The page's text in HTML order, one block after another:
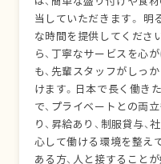
当していただきます。 明
な時間を提供してくださ
ら、丁寧なサービスを心
も、先輩スタッフがしっ
けます。日本で長く働き
で、プライベートとの両
り、昇給あり、制服貸与、
心して働ける環境を整え
ある方、人と接すること